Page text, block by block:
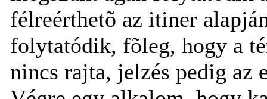
félreérthetõ az itiner
folytatódik, fõleg, hogy a
nincs rajta, jelzés pedig az